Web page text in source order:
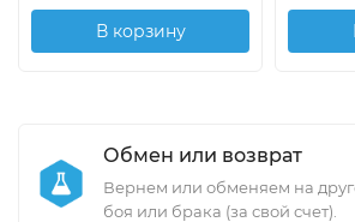
В корзину
Обмен или возврат
Вернем или обменяем на
боя или брака (за свой счет).